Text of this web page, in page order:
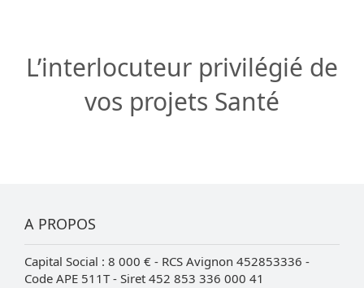
L’interlocuteur privilégié de
vos projets Santé
A PROPOS
Capital Social : 8 000 € - RCS Avignon 452853336 -
Code APE 511T - Siret 452 853 336 000 41